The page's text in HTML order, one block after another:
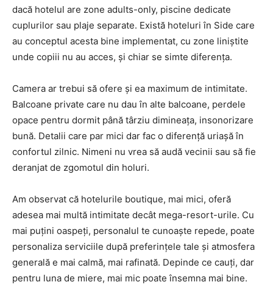
dacă hotelul are zone adults-only, piscine dedicate
cuplurilor sau plaje separate. Există hoteluri în Side care
au conceptul acesta bine implementat, cu zone liniștite
unde copiii nu au acces, și chiar se simte diferența.
Camera ar trebui să ofere și ea maximum de intimitate.
Balcoane private care nu dau în alte balcoane, perdele
opace pentru dormit până târziu dimineața, insonorizare
bună. Detalii care par mici dar fac o diferență uriașă în
confortul zilnic. Nimeni nu vrea să audă vecinii sau să fie
deranjat de zgomotul din holuri.
Am observat că hotelurile boutique, mai mici, oferă
adesea mai multă intimitate decât mega-resort-urile. Cu
mai puțini oaspeți, personalul te cunoaște repede, poate
personaliza serviciile după preferințele tale și atmosfera
generală e mai calmă, mai rafinată. Depinde ce cauți, dar
pentru luna de miere, mai mic poate însemna mai bine.